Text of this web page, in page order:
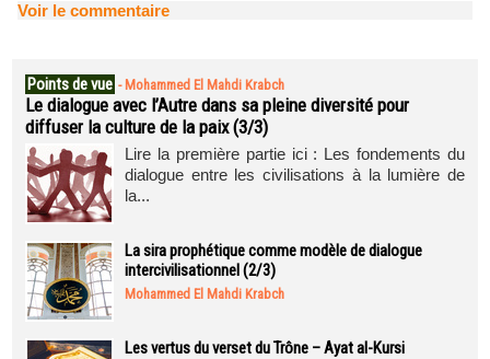
Voir le commentaire
Points de vue - Mohammed El Mahdi Krabch
Le dialogue avec l’Autre dans sa pleine diversité pour
diffuser la culture de la paix (3/3)
Lire la première partie ici : Les fondements du
dialogue entre les civilisations à la lumière de
la...
La sira prophétique comme modèle de dialogue
intercivilisationnel (2/3)
Mohammed El Mahdi Krabch
Les vertus du verset du Trône – Ayat al-Kursi